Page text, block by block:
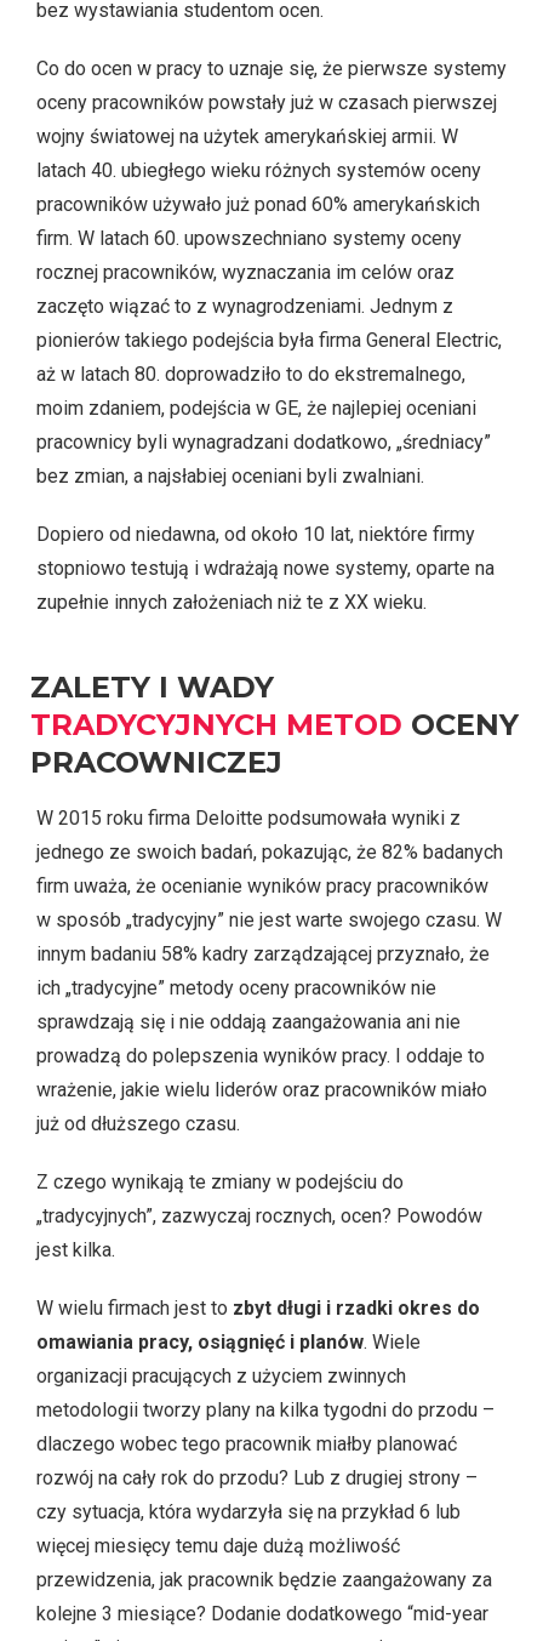
bez wystawiania studentom ocen.
Co do ocen w pracy to uznaje się, że pierwsze systemy
oceny pracowników powstały już w czasach pierwszej
wojny światowej na użytek amerykańskiej armii. W
latach 40. ubiegłego wieku różnych systemów oceny
pracowników używało już ponad 60% amerykańskich
firm. W latach 60. upowszechniano systemy oceny
rocznej pracowników, wyznaczania im celów oraz
zaczęto wiązać to z wynagrodzeniami. Jednym z
pionierów takiego podejścia była firma General Electric,
aż w latach 80. doprowadziło to do ekstremalnego,
moim zdaniem, podejścia w GE, że najlepiej oceniani
pracownicy byli wynagradzani dodatkowo, „średniacy”
bez zmian, a najsłabiej oceniani byli zwalniani.
Dopiero od niedawna, od około 10 lat, niektóre firmy
stopniowo testują i wdrażają nowe systemy, oparte na
zupełnie innych założeniach niż te z XX wieku.
ZALETY I WADY
TRADYCYJNYCH METOD OCENY
PRACOWNICZEJ
W 2015 roku firma Deloitte podsumowała wyniki z
jednego ze swoich badań, pokazując, że 82% badanych
firm uważa, że ocenianie wyników pracy pracowników
w sposób „tradycyjny” nie jest warte swojego czasu. W
innym badaniu 58% kadry zarządzającej przyznało, że
ich „tradycyjne” metody oceny pracowników nie
sprawdzają się i nie oddają zaangażowania ani nie
prowadzą do polepszenia wyników pracy. I oddaje to
wrażenie, jakie wielu liderów oraz pracowników miało
już od dłuższego czasu.
Z czego wynikają te zmiany w podejściu do
„tradycyjnych”, zazwyczaj rocznych, ocen? Powodów
jest kilka.
W wielu firmach jest to zbyt długi i rzadki okres do
omawiania pracy, osiągnięć i planów. Wiele
organizacji pracujących z użyciem zwinnych
metodologii tworzy plany na kilka tygodni do przodu –
dlaczego wobec tego pracownik miałby planować
rozwój na cały rok do przodu? Lub z drugiej strony –
czy sytuacja, która wydarzyła się na przykład 6 lub
więcej miesięcy temu daje dużą możliwość
przewidzenia, jak pracownik będzie zaangażowany za
kolejne 3 miesiące? Dodanie dodatkowego “mid-year